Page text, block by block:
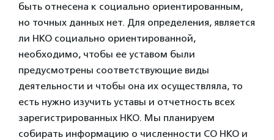
быть отнесена к социально ориентированным,
но точных данных нет. Для определения, является
ли НКО социально ориентированной,
необходимо, чтобы ее уставом были
предусмотрены соответствующие виды
деятельности и чтобы она их осуществляла, то
есть нужно изучить уставы и отчетность всех
зарегистрированных НКО. Мы планируем
собирать информацию о численности СО НКО и